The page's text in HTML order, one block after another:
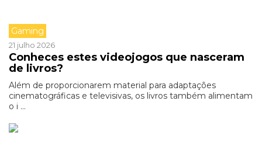
Gaming
21 julho 2026
Conheces estes videojogos que nasceram
de livros?
Além de proporcionarem material para adaptações
cinematográficas e televisivas, os livros também alimentam
o i ...